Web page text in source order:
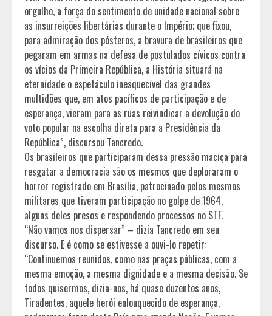
orgulho, a força do sentimento de unidade nacional sobre
as insurreições libertárias durante o Império; que fixou,
para admiração dos pósteros, a bravura de brasileiros que
pegaram em armas na defesa de postulados cívicos contra
os vícios da Primeira República, a História situará na
eternidade o espetáculo inesquecível das grandes
multidões que, em atos pacíficos de participação e de
esperança, vieram para as ruas reivindicar a devolução do
voto popular na escolha direta para a Presidência da
República”, discursou Tancredo.
Os brasileiros que participaram dessa pressão maciça para
resgatar a democracia são os mesmos que deploraram o
horror registrado em Brasília, patrocinado pelos mesmos
militares que tiveram participação no golpe de 1964,
alguns deles presos e respondendo processos no STF.
“Não vamos nos dispersar” – dizia Tancredo em seu
discurso. E é como se estivesse a ouvi-lo repetir:
“Continuemos reunidos, como nas praças públicas, com a
mesma emoção, a mesma dignidade e a mesma decisão. Se
todos quisermos, dizia-nos, há quase duzentos anos,
Tiradentes, aquele herói enlouquecido de esperança,